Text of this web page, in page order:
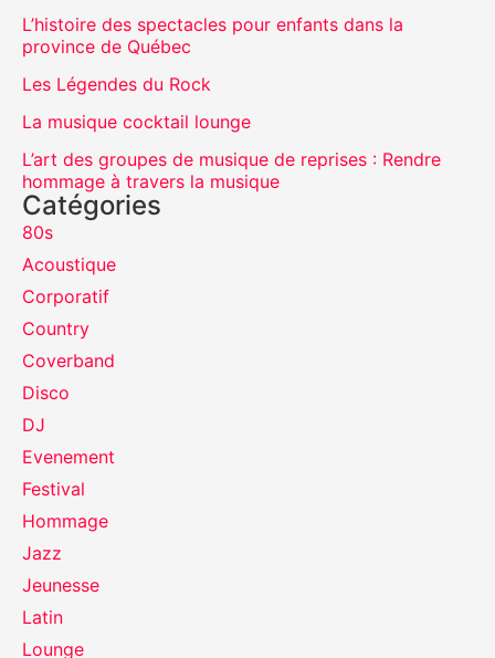
L’histoire des spectacles pour enfants dans la
province de Québec
Les Légendes du Rock
La musique cocktail lounge
L’art des groupes de musique de reprises : Rendre
hommage à travers la musique
Catégories
80s
Acoustique
Corporatif
Country
Coverband
Disco
DJ
Evenement
Festival
Hommage
Jazz
Jeunesse
Latin
Lounge